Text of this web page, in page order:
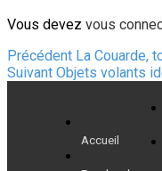
Vous devez vous
Navigation
de
l’article
Précédent Article
précédent :
La Couarde,
Suivant Article
Objets volants
Accueil